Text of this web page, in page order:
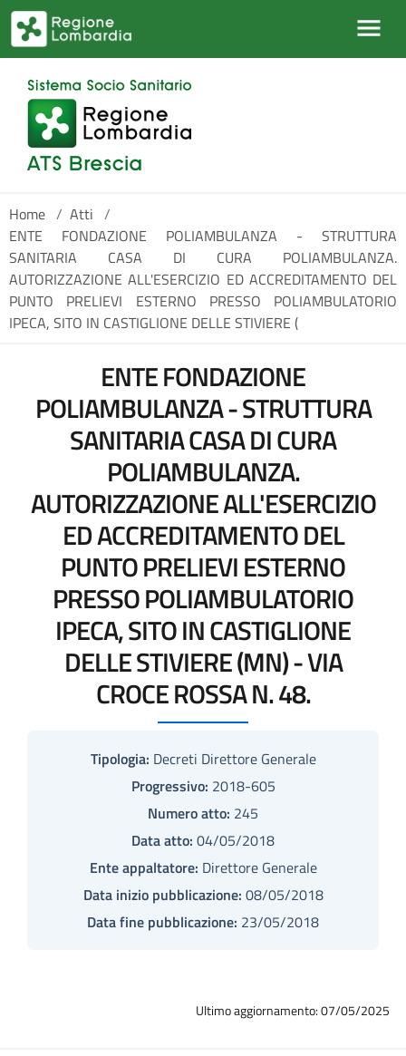
Salta al contenuto principale
Home / Atti /
ENTE FONDAZIONE POLIAMBULANZA - STRUTTURA
SANITARIA CASA DI CURA POLIAMBULANZA.
AUTORIZZAZIONE ALL'ESERCIZIO ED ACCREDITAMENTO DEL
PUNTO PRELIEVI ESTERNO PRESSO POLIAMBULATORIO
IPECA, SITO IN CASTIGLIONE DELLE STIVIERE (
ENTE FONDAZIONE
POLIAMBULANZA - STRUTTURA
SANITARIA CASA DI CURA
POLIAMBULANZA.
AUTORIZZAZIONE ALL'ESERCIZIO
ED ACCREDITAMENTO DEL
PUNTO PRELIEVI ESTERNO
PRESSO POLIAMBULATORIO
IPECA, SITO IN CASTIGLIONE
DELLE STIVIERE (MN) - VIA
CROCE ROSSA N. 48.
Tipologia: Decreti Direttore Generale
Progressivo: 2018-605
Numero atto: 245
Data atto: 04/05/2018
Ente appaltatore: Direttore Generale
Data inizio pubblicazione: 08/05/2018
Data fine pubblicazione: 23/05/2018
Ultimo aggiornamento: 07/05/2025